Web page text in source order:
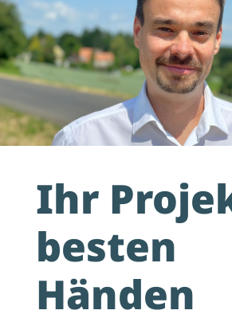
Ihr
besten
Händen